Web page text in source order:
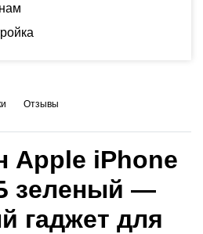
Отзывы
Apple iPhone
зеленый —
гаджет для